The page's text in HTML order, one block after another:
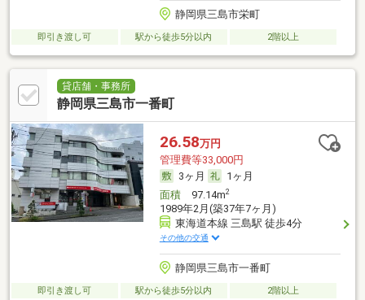
静岡県三島市栄町
即引き渡し可 駅から徒歩5分以内 2階以上
貸店舗・事務所
静岡県三島市一番町
26.58万円
管理費等33,000円
3ヶ月
1ヶ月
面積97.14m2
1989年2月(築37年7ヶ月)
東海道本線 三島駅 徒歩4分
その他の交通
静岡県三島市一番町
即引き渡し可 駅から徒歩5分以内
2階以上